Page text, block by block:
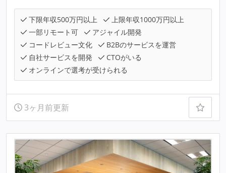
下限年収500万円以上
上限年収1000万円以上
一部リモート可
アジャイル開発
コードレビュー文化
B2Bのサービスを運営
自社サービスを開発
CTOがいる
オンラインで選考が受けられる
3ヶ月前更新